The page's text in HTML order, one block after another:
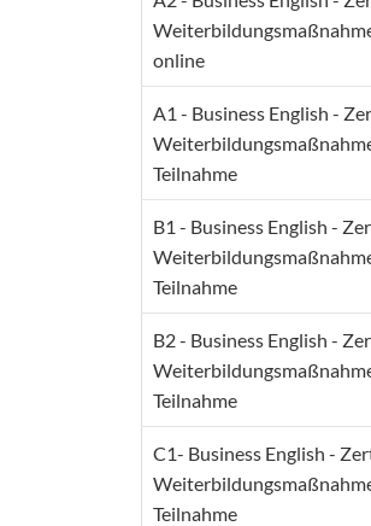
online
A1 - Business English -
Teilnahme
B1 - Business English -
Teilnahme
B2 - Business English -
Teilnahme
C1- Business English -
Teilnahme